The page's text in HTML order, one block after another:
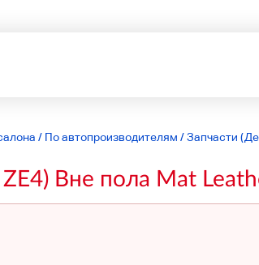
/ По автопроизводителям /Запчасти
Вне пола Mat